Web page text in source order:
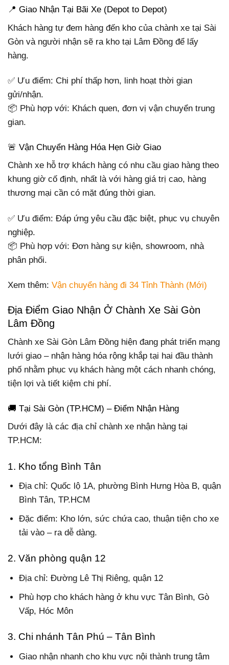
📍 Giao Nhận Tại Bãi Xe (Depot to Depot)
Khách hàng tự đem hàng đến kho của chành xe tại Sài
Gòn và người nhận sẽ ra kho tại Lâm Đồng để lấy
hàng.
✅ Ưu điểm: Chi phí thấp hơn, linh hoạt thời gian
gửi/nhận.
📦 Phù hợp với: Khách quen, đơn vị vận chuyển trung
gian.
🚨 Vận Chuyển Hàng Hóa Hẹn Giờ Giao
Chành xe hỗ trợ khách hàng có nhu cầu giao hàng theo
khung giờ cố định, nhất là với hàng giá trị cao, hàng
thương mại cần có mặt đúng thời gian.
✅ Ưu điểm: Đáp ứng yêu cầu đặc biệt, phục vụ chuyên
nghiệp.
📦 Phù hợp với: Đơn hàng sự kiện, showroom, nhà
phân phối.
Xem thêm: Vận chuyển hàng đi 34 Tỉnh Thành (Mới)
Địa Điểm Giao Nhận Ở Chành Xe Sài Gòn
Lâm Đồng
Chành xe Sài Gòn Lâm Đồng hiện đang phát triển mạng
lưới giao – nhận hàng hóa rộng khắp tại hai đầu thành
phố nhằm phục vụ khách hàng một cách nhanh chóng,
tiện lợi và tiết kiệm chi phí.
🚚 Tại Sài Gòn (TP.HCM) – Điểm Nhận Hàng
Dưới đây là các địa chỉ chành xe nhận hàng tại
TP.HCM:
1. Kho tổng Bình Tân
Địa chỉ: Quốc lộ 1A, phường Bình Hưng Hòa B, quận
Bình Tân, TP.HCM
Đặc điểm: Kho lớn, sức chứa cao, thuận tiện cho xe
tải vào – ra dễ dàng.
2. Văn phòng quận 12
Địa chỉ: Đường Lê Thị Riêng, quận 12
Phù hợp cho khách hàng ở khu vực Tân Bình, Gò
Vấp, Hóc Môn
3. Chi nhánh Tân Phú – Tân Bình
Giao nhận nhanh cho khu vực nội thành trung tâm